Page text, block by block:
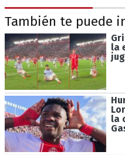
También te puede
la
la